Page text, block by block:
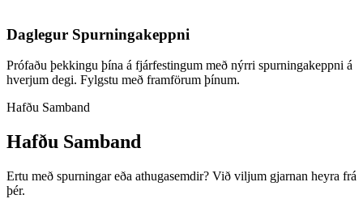
Daglegur Spurningakeppni
Prófaðu þekkingu þína á fjárfestingum með nýrri spurningakeppni á
hverjum degi. Fylgstu með framförum þínum.
Hafðu Samband
Hafðu Samband
Ertu með spurningar eða athugasemdir? Við viljum gjarnan heyra frá
þér.